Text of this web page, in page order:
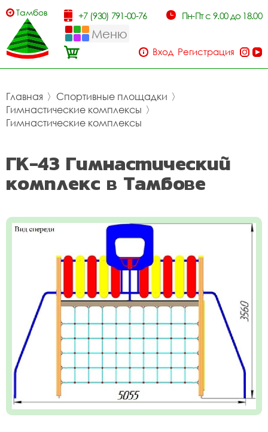
Тамбов +7 (930) 791-00-76 Пн-Пт с 9.00 до 18.00
Меню
Вход Регистрация
Главная 〉 Спортивные площадки 〉
Гимнастические комплексы 〉
Гимнастические комплексы
ГК-43 Гимнастический
комплекс в Тамбове